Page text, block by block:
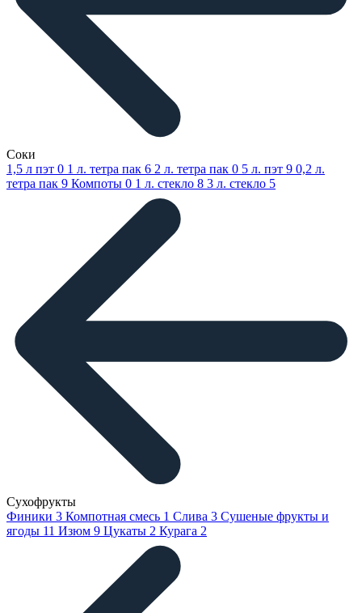
Соки
1,5 л пэт 0 1 л. тетра пак 6 2 л. тетра пак 0 5 л. пэт 9 0,2 л.
тетра пак 9 Компоты 0 1 л. стекло 8 3 л. стекло 5
Сухофрукты
Финики 3 Компотная смесь 1 Слива 3 Сушеные фрукты и
ягоды 11 Изюм 9 Цукаты 2 Курага 2